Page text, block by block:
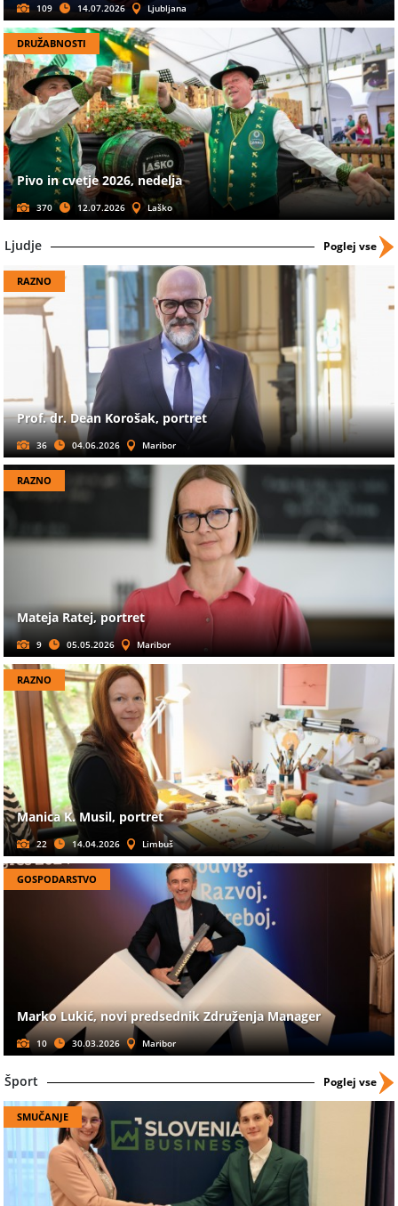
109 14.07.2026 Ljubljana
DRUŽABNOSTI
Pivo in cvetje 2026, nedelja
370 12.07.2026 Laško
Ljudje Poglej vse
RAZNO
Prof. dr. Dean Korošak, portret
36 04.06.2026 Maribor
RAZNO
Mateja Ratej, portret
9 05.05.2026 Maribor
RAZNO
Manica K. Musil, portret
22 14.04.2026 Limbuš
GOSPODARSTVO
Marko Lukić, novi predsednik Združenja Manager
10 30.03.2026 Maribor
Šport Poglej vse
SMUČANJE